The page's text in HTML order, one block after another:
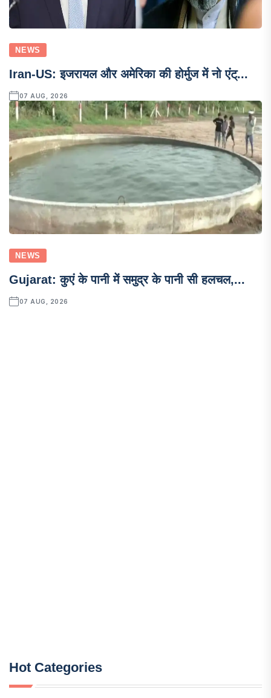
NEWS
Iran-US: इजरायल और अमेरिका की होर्मुज में नो एंट्...
07 AUG, 2026
NEWS
Gujarat: कुएं के पानी में समुद्र के पानी सी हलचल,...
07 AUG, 2026
Hot Categories